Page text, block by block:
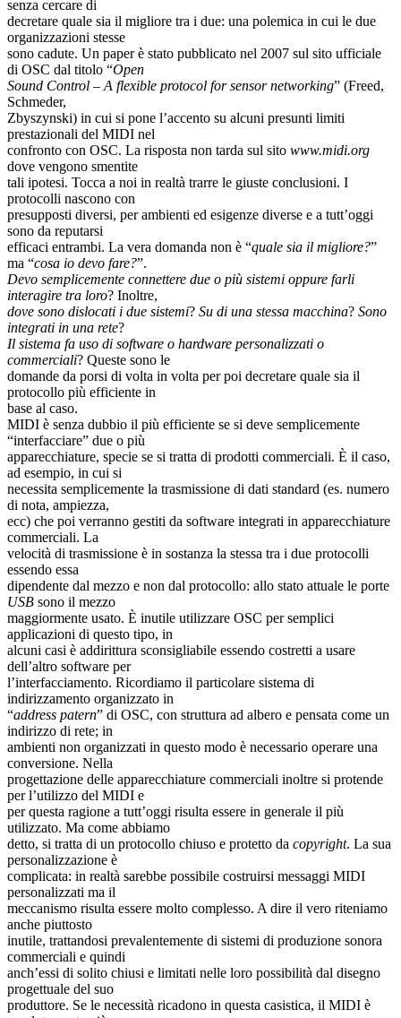
senza cercare di
decretare quale sia il migliore tra i due: una polemica in cui le due
organizzazioni stesse
sono cadute. Un paper è stato pubblicato nel 2007 sul sito ufficiale
di OSC dal titolo “Open
Sound Control – A flexible protocol for sensor networking” (Freed,
Schmeder,
Zbyszynski) in cui si pone l’accento su alcuni presunti limiti
prestazionali del MIDI nel
confronto con OSC. La risposta non tarda sul sito www.midi.org
dove vengono smentite
tali ipotesi. Tocca a noi in realtà trarre le giuste conclusioni. I
protocolli nascono con
presupposti diversi, per ambienti ed esigenze diverse e a tutt’oggi
sono da reputarsi
efficaci entrambi. La vera domanda non è “quale sia il migliore?”
ma “cosa io devo fare?”.
Devo semplicemente connettere due o più sistemi oppure farli
interagire tra loro? Inoltre,
dove sono dislocati i due sistemi? Su di una stessa macchina? Sono
integrati in una rete?
Il sistema fa uso di software o hardware personalizzati o
commerciali? Queste sono le
domande da porsi di volta in volta per poi decretare quale sia il
protocollo più efficiente in
base al caso.
MIDI è senza dubbio il più efficiente se si deve semplicemente
“interfacciare” due o più
apparecchiature, specie se si tratta di prodotti commerciali. È il caso,
ad esempio, in cui si
necessita semplicemente la trasmissione di dati standard (es. numero
di nota, ampiezza,
ecc) che poi verranno gestiti da software integrati in apparecchiature
commerciali. La
velocità di trasmissione è in sostanza la stessa tra i due protocolli
essendo essa
dipendente dal mezzo e non dal protocollo: allo stato attuale le porte
USB sono il mezzo
maggiormente usato. È inutile utilizzare OSC per semplici
applicazioni di questo tipo, in
alcuni casi è addirittura sconsigliabile essendo costretti a usare
dell’altro software per
l’interfacciamento. Ricordiamo il particolare sistema di
indirizzamento organizzato in
“address patern” di OSC, con struttura ad albero e pensata come un
indirizzo di rete; in
ambienti non organizzati in questo modo è necessario operare una
conversione. Nella
progettazione delle apparecchiature commerciali inoltre si protende
per l’utilizzo del MIDI e
per questa ragione a tutt’oggi risulta essere in generale il più
utilizzato. Ma come abbiamo
detto, si tratta di un protocollo chiuso e protetto da copyright. La sua
personalizzazione è
complicata: in realtà sarebbe possibile costruirsi messaggi MIDI
personalizzati ma il
meccanismo risulta essere molto complesso. A dire il vero riteniamo
anche piuttosto
inutile, trattandosi prevalentemente di sistemi di produzione sonora
commerciali e quindi
anch’essi di solito chiusi e limitati nelle loro possibilità dal disegno
progettuale del suo
produttore. Se le necessità ricadono in questa casistica, il MIDI è